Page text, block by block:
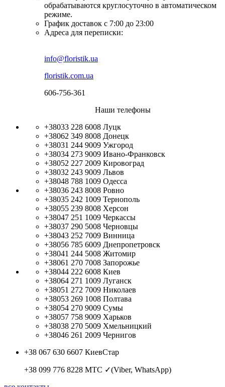
обрабатываются круглосуточно в автоматическом
режиме.
График доставок с 7:00 до 23:00
Адреса для переписки:
info@floristik.ua
floristik.com.ua
606-756-361
Наши телефоны
+38033 228 6008 Луцк
+38062 349 8008 Донецк
+38031 244 9009 Ужгород
+38034 273 9009 Ивано-Франковск
+38052 227 2009 Кировоград
+38032 243 9009 Львов
+38048 788 1009 Одесса
+38036 243 8008 Ровно
+38035 242 1009 Тернополь
+38055 239 8008 Херсон
+38047 251 1009 Черкассы
+38037 290 5008 Черновцы
+38043 252 7009 Винница
+38056 785 6009 Днепропетровск
+38041 244 5008 Житомир
+38061 270 7008 Запорожье
+38044 222 6008 Киев
+38064 271 1009 Луганск
+38051 272 7009 Николаев
+38053 269 1008 Полтава
+38054 270 9009 Сумы
+38057 758 9009 Харьков
+38038 270 5009 Хмельницкий
+38046 261 2009 Чернигов
+38 067 630 6607 КиевСтар
+38 099 776 8228 МТС ✓(Viber, WhatsApp)